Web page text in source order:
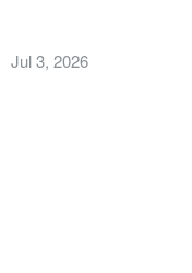
Jul 3, 2026